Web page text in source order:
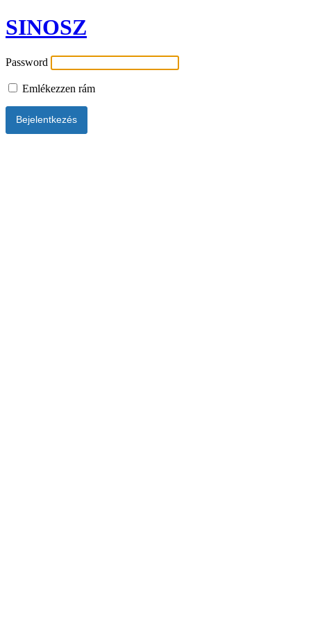
SINOSZ
Password
Emlékezzen rám